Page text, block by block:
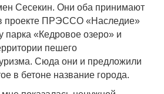
Сесекин. Они оба принимают
в проекте ПРЭССО «Наследие»
парка «Кедровое озеро» и
пешего
Сюда они и предложили
в бетоне название города.